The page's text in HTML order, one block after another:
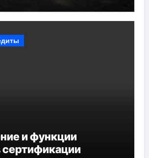
и обустройства
и функции
сертификации